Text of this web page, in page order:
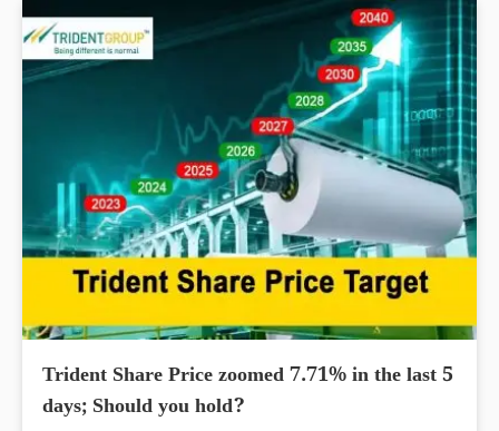
Trident Share Price zoomed 7.71% in the last 5
days; Should you hold?